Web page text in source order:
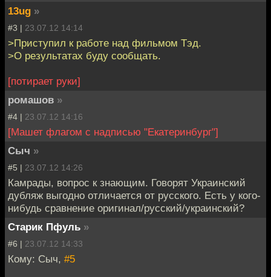
13ug »
#3 | 23.07.12 14:14
>Приступил к работе над фильмом Тэд.
>О результатах буду сообщать.
[потирает руки]
ромашов »
#4 | 23.07.12 14:16
[Машет флагом с надписью "Екатеринбург"]
Сыч »
#5 | 23.07.12 14:26
Камрады, вопрос к знающим. Говорят Украинский
дубляж выгодно отличается от русского. Есть у кого-
нибудь сравнение оригинал/русский/украинский?
Старик Пфуль »
#6 | 23.07.12 14:33
Кому: Сыч, #5